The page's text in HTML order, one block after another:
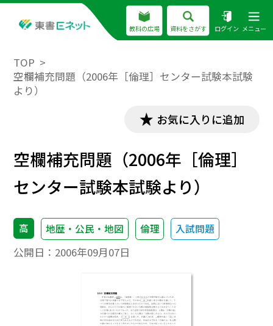
教科の広場 資料をさがす ログイン メニュー
TOP
空欄補充問題（2006年［倫理］センター試験本試験
より）
お気に入りに追加
空欄補充問題（2006年［倫理］
センター試験本試験より）
高 地歴・公民・地図 倫理 入試問題
公開日： 2006年09月07日